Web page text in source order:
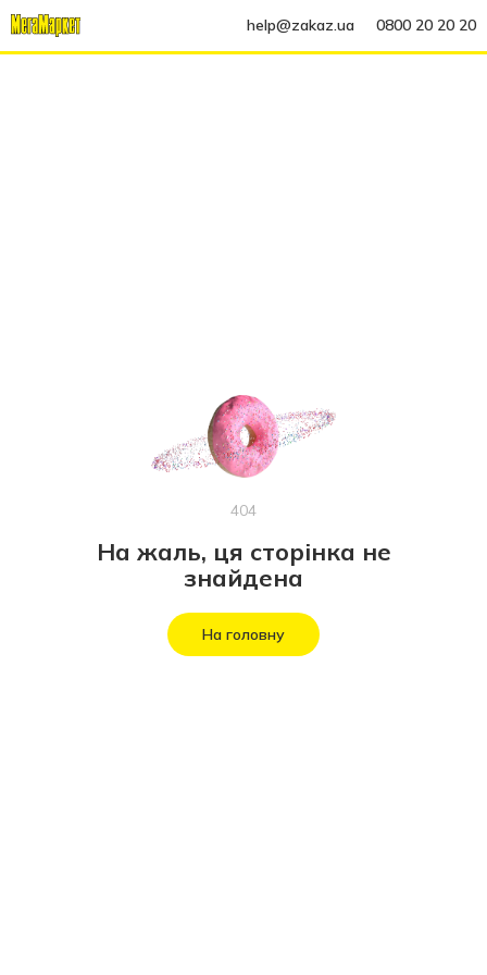
help@zakaz.ua 0800 20 20 20
404
На жаль, ця сторінка не
знайдена
На головну